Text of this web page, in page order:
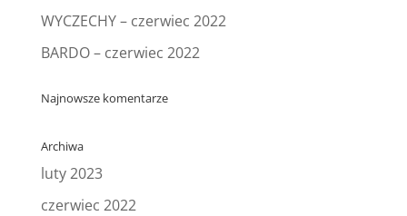
WYCZECHY – czerwiec 2022
BARDO – czerwiec 2022
Najnowsze komentarze
Archiwa
luty 2023
czerwiec 2022